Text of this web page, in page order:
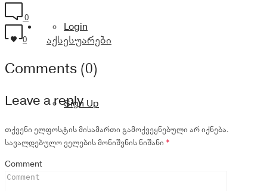
Login
Sign Up
აქსესუარები
0
0
Comments (0)
Leave a reply
თქვენი ელფოსტის მისამართი გამოქვეყნებული არ იქნება.
სავალდებულო ველების მონიშვნის ნიშანი *
Comment